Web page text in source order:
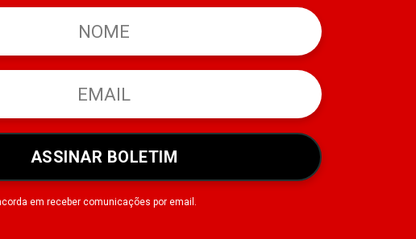
ASSINAR BOLETIM
em receber comunicações por email.